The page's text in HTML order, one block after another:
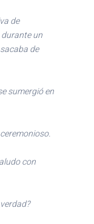
de
un
de
sumergió en
con